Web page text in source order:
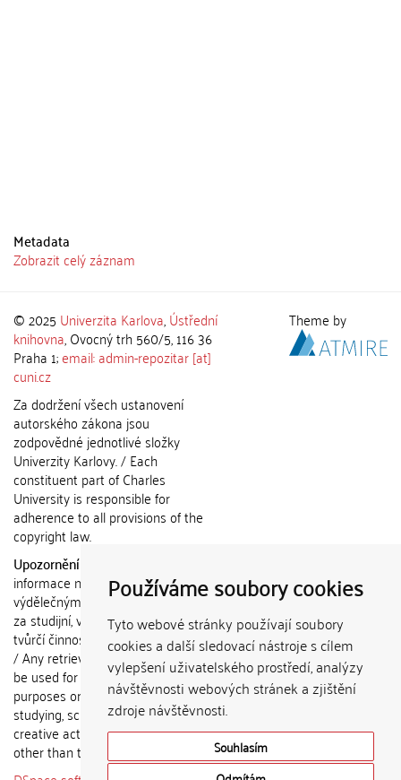
Používáme soubory cookies
Tyto webové stránky používají soubory
cookies a další sledovací nástroje s cílem
vylepšení uživatelského prostředí, analýzy
návštěvnosti webových stránek a zjištění
zdroje návštěvnosti.
Souhlasím
Metadata
Zobrazit celý záznam
© 2025 Univerzita Karlova,Ústřední
knihovna, Ovocný trh 560/5, 116 36
Praha 1;email: admin-repozitar [at]
cuni.cz
Za dodržení všech ustanovení
autorského zákona jsou
zodpovědné jednotlivé složky
Univerzity Karlovy. / Each
constituent part of Charles
University is responsible for
adherence to all provisions of the
copyright law.
Upozornění / Notice:
informace nemohou být použity k
výdělečným účelům nebo vydávány
za studijní, vědeckou nebo jinou
tvůrčí činnost jiné osoby než autora.
/ Any retrieved information shall not
be used for any commercial
purposes or claimed as results of
studying, scientific or any other
creative activities of any person
other than the author.
Theme by